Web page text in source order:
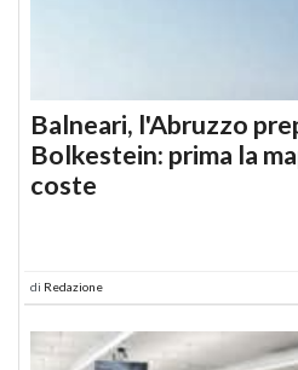
Balneari, l'Abruzzo
Bolkestein: prima la
coste
di Redazione